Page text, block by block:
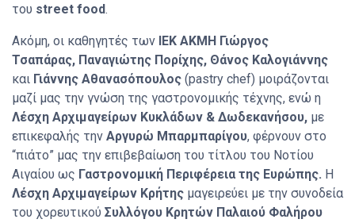
του street food.
Ακόμη, οι καθηγητές των ΙΕΚ ΑΚΜΗ Γιώργος
Τσαπάρας, Παναγιώτης Πορίχης, Θάνος Καλογιάννης
και Γιάννης Αθανασόπουλος (pastry chef) μοιράζονται
μαζί μας την γνώση της γαστρονομικής τέχνης, ενώ η
Λέσχη Αρχιμαγείρων Κυκλάδων & Δωδεκανήσου, με
επικεφαλής την Αργυρώ Μπαρμπαρίγου, φέρνουν στο
“πιάτο” μας την επιβεβαίωση του τίτλου του Νοτίου
Αιγαίου ως Γαστρονομική Περιφέρεια της Ευρώπης. Η
Λέσχη Αρχιμαγείρων Κρήτης μαγειρεύει με την συνοδεία
του χορευτικού Συλλόγου Κρητών Παλαιού Φαλήρου